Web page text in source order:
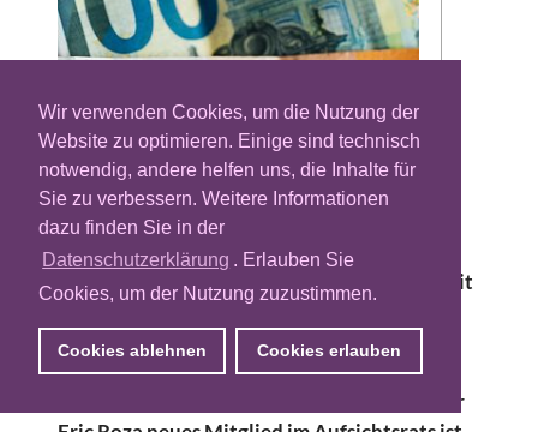
Wir verwenden Cookies, um die Nutzung der
Website zu optimieren. Einige sind technisch
notwendig, andere helfen uns, die Inhalte für
Sie zu verbessern. Weitere Informationen
dazu finden Sie in der
Datenschutzerklärung . Erlauben Sie
Cookies, um der Nutzung zuzustimmen.
Cookies ablehnen Cookies erlauben
Die Identity- und Datenplattform Zeotap
schließt eine Serie-C-Finanzierungsrunde mit
über 37 Millionen Euro erfolgreich ab. Das
neue Kapital soll in die Plattform-Lösungen
des Unternehmens fließen. Außerdem gab
Zeotap bekannt, das der Ex-Oracle-Manager